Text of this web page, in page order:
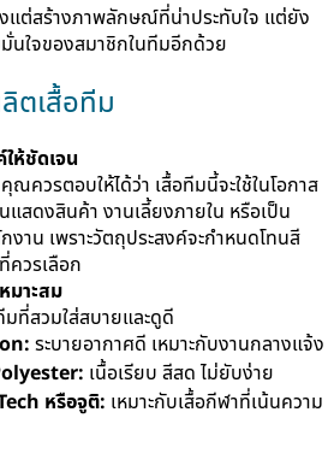
แต่สร้างภาพลักษณ์ที่น่าประทับใจ แต่ยัง
นใจของสมาชิกในทีมอีกด้วย
ตเสื้อทีม
ห้ชัดเจน
ควรตอบให้ได้ว่า เสื้อทีมนี้จะใช้ในโอกาส
แสดงสินค้า งานเลี้ยงภายใน หรือเป็น
งาน เพราะวัตถุประสงค์จะกำหนดโทนสี
ควรเลือก
มาะสม
มที่สวมใส่สบายและดูดี
ระบายอากาศดี เหมาะกับงานกลางแจ้ง
เนื้อเรียบ สีสด ไม่ยับง่าย
หรือจูติ: เหมาะกับเสื้อกีฬาที่เน้นความ